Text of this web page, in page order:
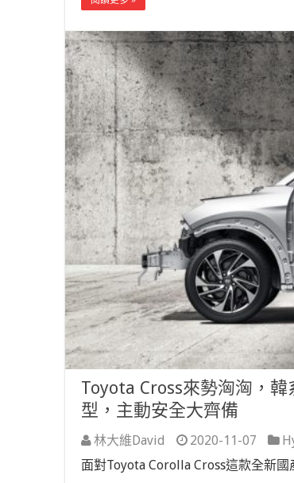
Toyota Cross來勢洶洶，
型，主動安全大齊備
林大維David 2020-11-07
面對Toyota Corolla Cross這款全新